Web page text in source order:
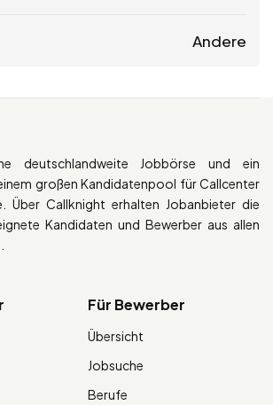
Andere
deutschlandweite Jobbörse und ein
großen Kandidatenpool für Callcenter
Über Callknight erhalten Jobanbieter die
Kandidaten und Bewerber aus allen
Für Bewerber
Übersicht
Jobsuche
Berufe